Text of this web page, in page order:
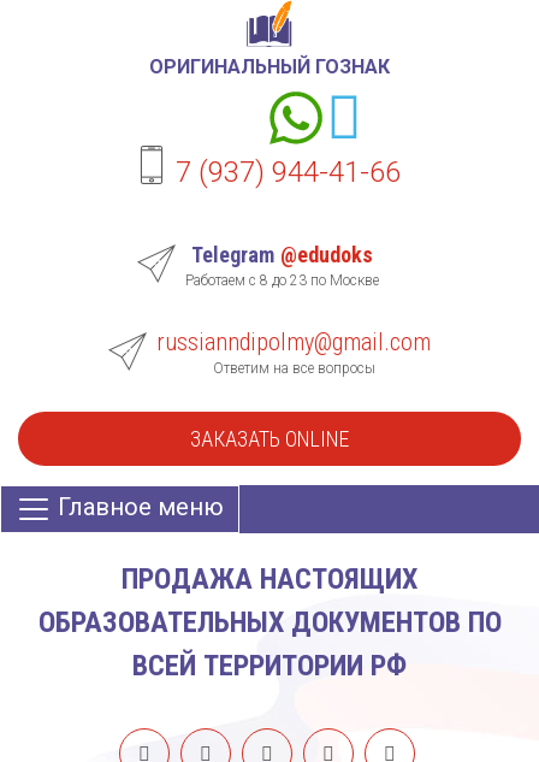
ОРИГИНАЛЬНЫЙ ГОЗНАК
7 (937) 944-41-66
Telegram @edudoks
Работаем с 8 до 23 по Москве
russianndipolmy@gmail.com
Ответим на все вопросы
ЗАКАЗАТЬ ONLINE
Главное меню
ПРОДАЖА НАСТОЯЩИХ
ОБРАЗОВАТЕЛЬНЫХ ДОКУМЕНТОВ ПО
ВСЕЙ ТЕРРИТОРИИ РФ